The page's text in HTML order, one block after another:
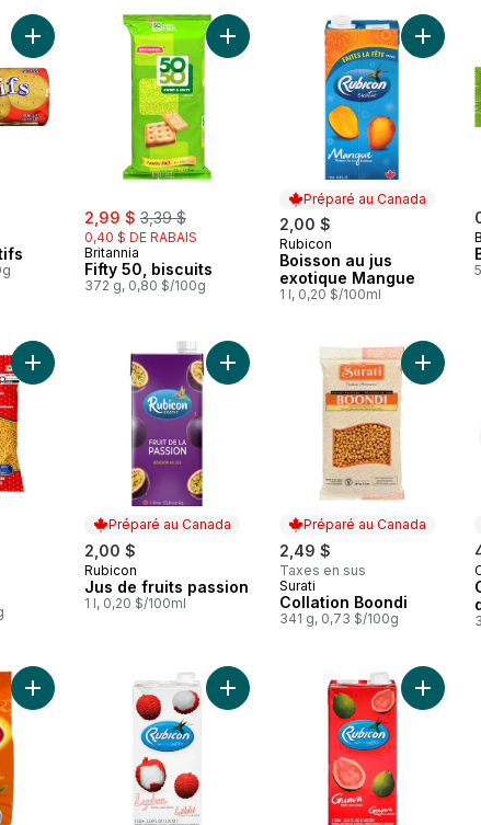
Ajouter Biscuits digestifs au panier
sale:
2,99 $ , formerly:
3,39 $
0,40 $ DE RABAIS
Britannia
Fifty 50, biscuits
372 g, 0,80 $/100g
Ajouter Fifty 50, biscuits au panier
Préparé au Canada
2,00 $
Préparé au Canada
Rubicon
Boisson au jus
exotique Mangue
1 l, 0,20 $/100ml
Ajouter
Ajouter Aloo Bhujia au panier
Préparé au Canada
2,00 $
Préparé au Canada
Rubicon
Jus de fruits passion
1 l, 0,20 $/100ml
Ajouter Jus de fruits passion au
Préparé au Canada
2,49 $
Taxes en sus
Préparé au Canada
Surati
Collation Boondi
341 g, 0,73 $/100g
Ajouter
Ajouter Thé Wagh Bakri Premium au panierAjouter Boisson au Jus Exotique
Ajouter